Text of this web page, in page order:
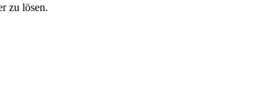
zu lösen.